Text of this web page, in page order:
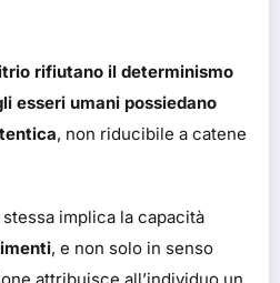
rifiutano il determinismo
esseri umani possiedano
, non riducibile a catene
implica la capacità
, e non solo in senso